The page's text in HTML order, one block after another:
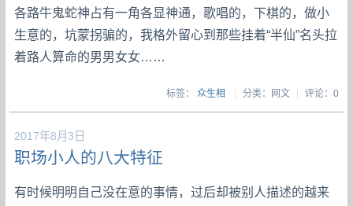
各路牛鬼蛇神占有一角各显神通，歌唱的，下棋的，做小
生意的，坑蒙拐骗的，我格外留心到那些挂着“半仙”名头拉
着路人算命的男男女女……
标签： 众生相 | 分类：网文| 评论：0
2017年8月3日
职场小人的八大特征
有时候明明自己没在意的事情，过后却被别人描述的越来